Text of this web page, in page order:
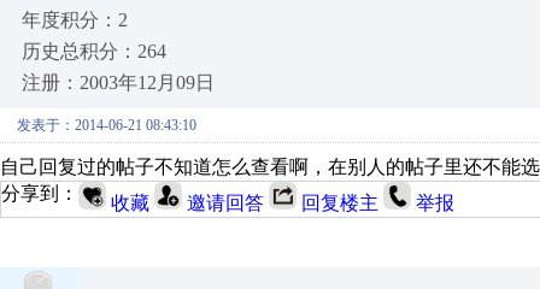
年度积分：2
历史总积分：264
注册：2003年12月09日
发表于：2014-06-21 08:43:10
自己回复过的帖子不知道怎么查看啊，在别人的帖子里还不能
分享到：
收藏 邀请回答 回复楼主 举报